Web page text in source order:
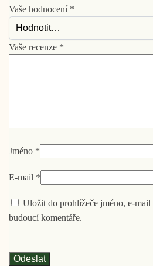
Vaše hodnocení *
Vaše recenze *
Jméno *
E-mail *
Uložit do prohlížeče jméno, e-
budoucí komentáře.